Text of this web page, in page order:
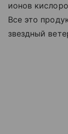
ионов
Все это
звездный